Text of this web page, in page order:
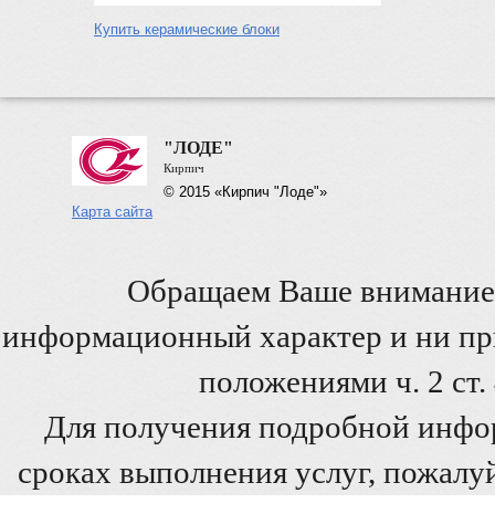
Купить керамические блоки
"ЛОДЕ"
Кирпич
© 2015 «Кирпич "Лоде"»
Карта сайта
Обращаем Ваше внимание
информационный характер и ни
положениями ч. 2
Для получения подробной
сроках выполнения услуг,